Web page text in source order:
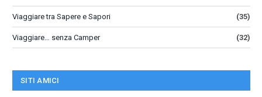
Viaggiare tra Sapere e Sapori (35)
Viaggiare… senza Camper (32)
SITI AMICI